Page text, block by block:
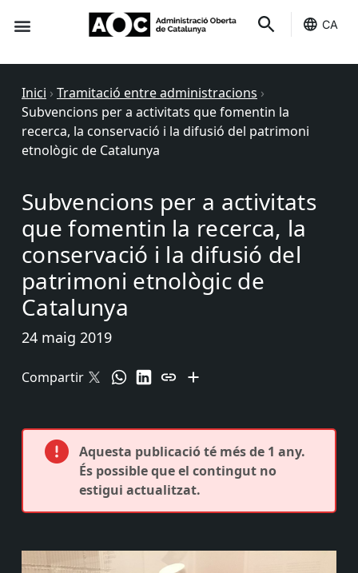
CA
Inici › Tramitació entre administracions ›
Subvencions per a activitats que fomentin la
recerca, la conservació i la difusió del patrimoni
etnològic de Catalunya
Subvencions per a activitats
que fomentin la recerca, la
conservació i la difusió del
patrimoni etnològic de
Catalunya
24 maig 2019
Compartir
Aquesta publicació té més de 1 any.
És possible que el contingut no
estigui actualitzat.